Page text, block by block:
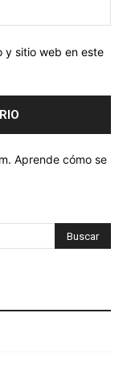
y sitio web en este
Aprende cómo se